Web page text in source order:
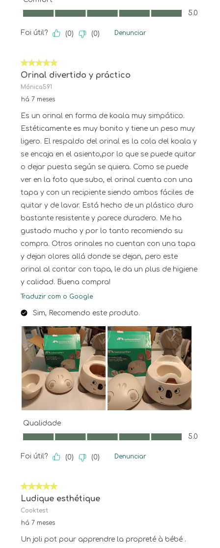
Comfort, 5.0 em 5
5.0
Foi útil? (0) (0) Denunciar
5 em 5 estrelas.
Orinal divertido y práctico
Mónica591
há 7 meses
Es un orinal en forma de koala muy simpático.
Estéticamente es muy bonito y tiene un peso muy
ligero. El respaldo del orinal es la cola del koala y
se encaja en el asiento,por lo que se puede quitar
o dejar puesta según se quiera. Como se puede
ver en la foto que subo, el orinal cuenta con una
tapa y con un recipiente siendo ambos fáciles de
quitar y de lavar. Está hecho de un plástico duro
bastante resistente y parece duradero. Me ha
gustado mucho y por lo tanto recomiendo su
compra. Otros orinales no cuentan con una tapa
y dejan olores allá donde se dejan, pero este
orinal al contar con tapa, le da un plus de higiene
y calidad. Buena compra!
Traduzir com o Google
Sim, Recomendo este produto.
Qualidade
Qualidade, 5.0 em 5
5.0
Foi útil? (0) (0) Denunciar
5 em 5 estrelas.
Ludique esthétique
Cooktest
há 7 meses
Un joli pot pour apprendre la propreté à bébé .